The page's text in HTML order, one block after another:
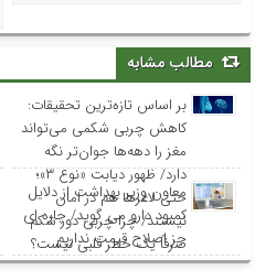
مطالب مشابه
بر اساس تازه‌ترین تحقیقات:
کاهش چربی شکمی می‌تواند
مغز را دهه‌ها جوان‌تر نگه
دارد/ ظهور دیابت «نوع ۳»؛
حتی لاغرها هم در امان
نیستند/ چرا چربی دور شکم
صرفاً یک خطر قلبی نیست؟
معاون وزیر بهداشت از دلایل
کمبود دارو می گوید/ چاره ای
جز اصلاح قیمت نداریم